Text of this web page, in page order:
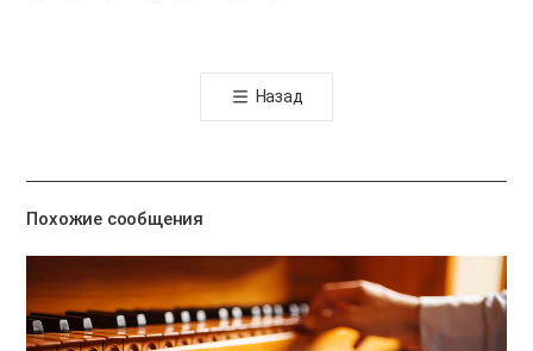
톡
공
기
Назад
Похожие сообщения